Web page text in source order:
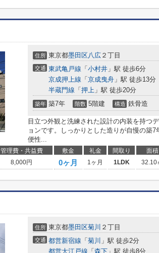
住所 東京都墨田区八広 ２丁目
交通 東武亀戸線 「 小村井 」駅 徒歩6分
京成押上線 「 京成曳舟 」駅 徒歩13分
半蔵門線 「 押上 」駅 徒歩20分
築年 築7年 階数 5階建 構造 鉄骨造
目立つ外観と洗練された設計の内装を持つ
ョンです。しっかりとした造りが自慢の築
便性...
管理費・共益費 敷金 礼金 間取り 面積
8,000円 0ヶ月 1ヶ月 1LDK 32.10
住所 東京都墨田区菊川 ２丁目
交通 都営新宿線 「 菊川 」駅 徒歩2分
都営大江戸線 「 森下 」駅 徒歩8分